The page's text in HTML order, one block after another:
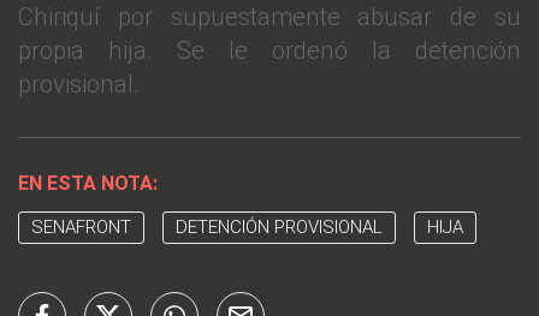
Chiriquí por supuestamente abusar de su
propia hija. Se le ordenó la detención
provisional.
EN ESTA NOTA:
SENAFRONT DETENCIÓN PROVISIONAL HIJA